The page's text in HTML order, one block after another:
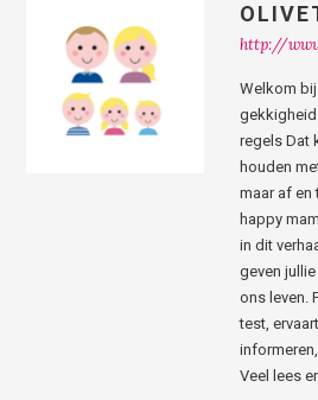
http://
Welkom
regels Dat
houden
maar af en
happy
in dit
geven
ons leven.
test,
Veel lees